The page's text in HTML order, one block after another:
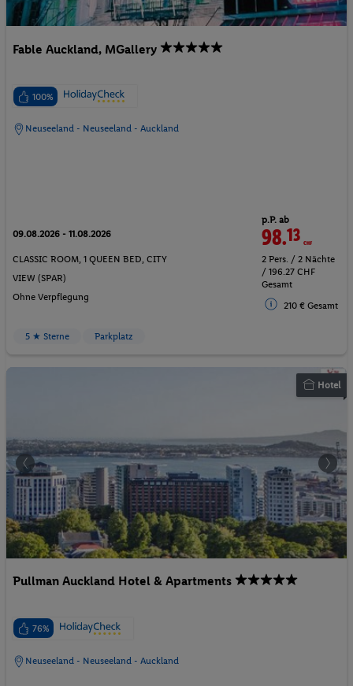
Fable Auckland, MGallery
100%
Neuseeland - Neuseeland - Auckland
09.08.2026 - 11.08.2026
CLASSIC ROOM, 1 QUEEN BED, CITY
VIEW (SPAR)
Ohne Verpflegung
p.P. ab
98.13CHF
2 Pers. / 2 Nächte
/ 196.27 CHF
Gesamt
210 € Gesamt
5 ★ Sterne Parkplatz
Hotel
Pullman Auckland Hotel & Apartments
76%
Neuseeland - Neuseeland - Auckland